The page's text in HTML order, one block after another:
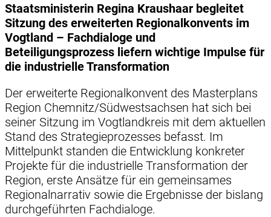
Staatsministerin Regina Kraushaar begleitet
Sitzung des erweiterten Regionalkonvents im
Vogtland – Fachdialoge und
Beteiligungsprozess liefern wichtige Impulse für
die industrielle Transformation
Der erweiterte Regionalkonvent des Masterplans
Region Chemnitz/Südwestsachsen hat sich bei
seiner Sitzung im Vogtlandkreis mit dem aktuellen
Stand des Strategieprozesses befasst. Im
Mittelpunkt standen die Entwicklung konkreter
Projekte für die industrielle Transformation der
Region, erste Ansätze für ein gemeinsames
Regionalnarrativ sowie die Ergebnisse der bislang
durchgeführten Fachdialoge.